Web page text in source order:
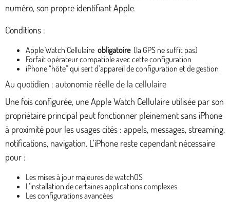
numéro, son propre identifiant Apple.
Conditions :
Apple Watch Cellulaire obligatoire (la GPS ne suffit pas)
Forfait opérateur compatible avec cette configuration
iPhone “hôte” qui sert d’appareil de configuration et de gestion
Au quotidien : autonomie réelle de la cellulaire
Une fois configurée, une Apple Watch Cellulaire utilisée par son
propriétaire principal peut fonctionner pleinement sans iPhone
à proximité pour les usages cités : appels, messages, streaming,
notifications, navigation. L’iPhone reste cependant nécessaire
pour :
Les mises à jour majeures de watchOS
L’installation de certaines applications complexes
Les configurations avancées